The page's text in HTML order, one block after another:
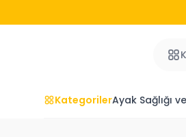
KategorilerAyak Sağlığı